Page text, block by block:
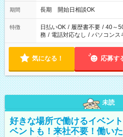
期間 長期 開始日相談OK
特徴 日払いOK / 履歴書不要 / 40～
務 / 電話対応なし / パソコンス
気になる！ 応募す
未読
好きな場所で働けるイベン
ベントも！来社不要！働い